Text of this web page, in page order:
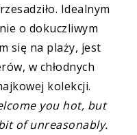
Idealnym
o dokuczliwym
się na plaży, jest
w chłodnych
kolekcji.
you hot, but
of unreasonably.